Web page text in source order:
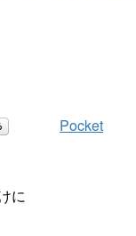
Pocket
に